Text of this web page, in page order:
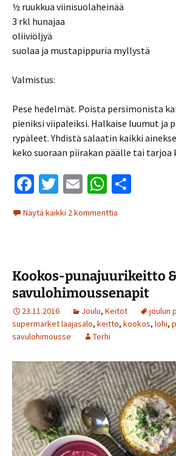
½ ruukkua viinisuolaheinää
3 rkl hunajaa
oliiviöljyä
suolaa ja mustapippuria myllystä
Valmistus:
Pese hedelmät. Poista persimonista
pieniksi viipaleiksi. Halkaise luumut ja
rypäleet. Yhdistä salaatin kaikki
keko suoraan piirakan päälle tai tarjoa
Fa
ce
b
k
T
wi
tt
E
ai
W
h
at
p
Näytä kaikki 2 kommenttia
Kookos-punajuurikeitto
savulohimoussenapit
23.11.2016 Joulu, Keitot joulun
supermarket laajasalo, keitto, kookos, lohi,
savulohimousse
Terhi